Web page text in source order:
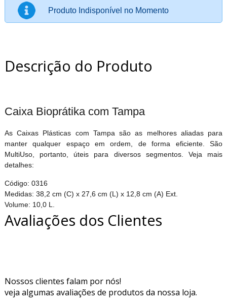
Produto Indisponível no Momento
Descrição do Produto
Caixa Bioprátika com Tampa
As Caixas Plásticas com Tampa são as melhores aliadas para
manter qualquer espaço em ordem, de forma eficiente. São
MultiUso, portanto, úteis para diversos segmentos. Veja mais
detalhes:
Código: 0316
Medidas: 38,2 cm (C) x 27,6 cm (L) x 12,8 cm (A) Ext.
Volume: 10,0 L.
Avaliações dos Clientes
Nossos clientes falam por nós!
veja algumas avaliações de produtos da nossa loja.